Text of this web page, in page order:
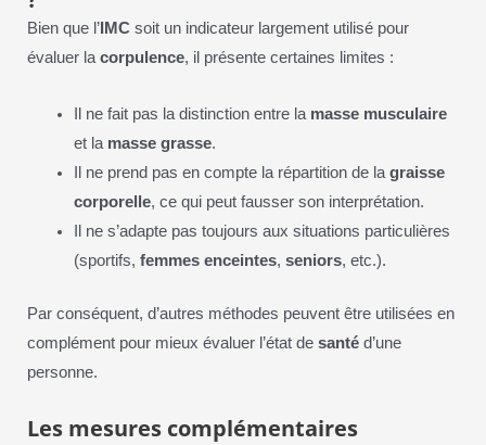
Bien que l’IMCsoit un indicateur largement utilisé pour
évaluer la corpulence, il présente certaines limites :
Il ne fait pas la distinction entre la masse musculaire
et la masse grasse.
Il ne prend pas en compte la répartition de lagraisse
corporelle, ce qui peut fausser son interprétation.
Il ne s’adapte pas toujours aux situations particulières
(sportifs,femmes enceintes,seniors, etc.).
Par conséquent, d’autres méthodes peuvent être utilisées en
complément pour mieux évaluer l’état de santéd’une
personne.
Les mesures complémentaires